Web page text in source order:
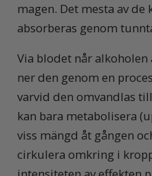
magen. Det mesta av de
absorberas genom
Via blodet når alkoholen
ner den genom en
varvid den omvandlas
kan bara metabolisera
viss mängd åt gången
cirkulera omkring i